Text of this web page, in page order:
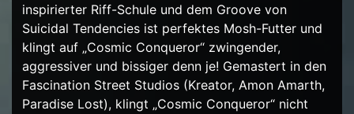
inspirierter Riff-Schule und dem Groove von
Suicidal Tendencies ist perfektes Mosh-Futter und
klingt auf „Cosmic Conqueror“ zwingender,
aggressiver und bissiger denn je! Gemastert in den
Fascination Street Studios (Kreator, Amon Amarth,
Paradise Lost), klingt „Cosmic Conqueror“ nicht